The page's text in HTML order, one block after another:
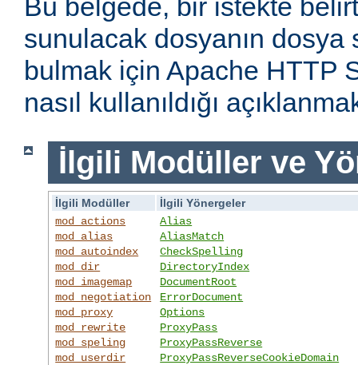
Bu belgede, bir istekte
sunulacak dosyanın
bulmak için Apache HTTP
nasıl kullanıldığı
İlgili Modüller ve
İlgili Modüller
İlgili Yönergeler
mod_actions
mod_alias
mod_autoindex
mod_dir
mod_imagemap
mod_negotiation
mod_proxy
mod_rewrite
mod_speling
mod_userdir
Alias
AliasMatch
CheckSpelling
DirectoryIndex
DocumentRoot
ErrorDocument
Options
ProxyPass
ProxyPassReverse
ProxyPassReverseCookieDomain